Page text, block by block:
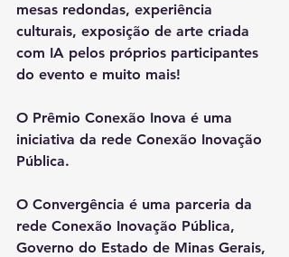
mesas redondas, experiência
culturais, exposição de arte criada
com IA pelos próprios participantes
do evento e muito mais!
O Prêmio Conexão Inova é uma
iniciativa da rede Conexão Inovação
Pública.
O Convergência é uma parceria da
rede Conexão Inovação Pública,
Governo do Estado de Minas Gerais,